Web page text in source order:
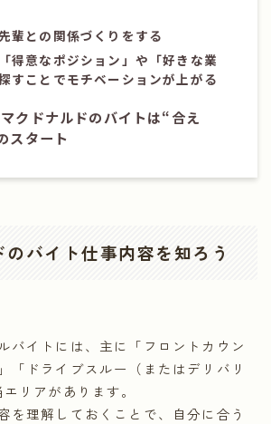
輩との関係づくりをする
得意なポジション」や「好きな業
すことでモチベーションが上がる
クドナルドのバイトは“合え
スタート
バイト仕事内容を知ろう
バイトには、主に「フロントカウン
「ドライブスルー（またはデリバリ
リアがあります。
を理解しておくことで、自分に合う